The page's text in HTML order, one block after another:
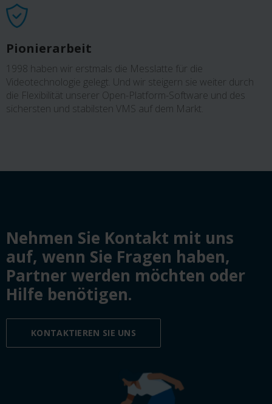
Pionierarbeit
1998 haben wir erstmals die Messlatte für die
Videotechnologie gelegt. Und wir steigern sie weiter durch
die Flexibilität unserer Open-Platform-Software und des
sichersten und stabilsten VMS auf dem Markt.
Nehmen Sie Kontakt mit uns
auf, wenn Sie Fragen haben,
Partner werden möchten oder
Hilfe benötigen.
KONTAKTIEREN SIE UNS